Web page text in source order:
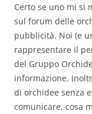
Certo se uno mi si
sul forum delle
pubblicità. Noi (e
rappresentare il
del Gruppo
informazione.
di orchidee senza
comunicare, cosa